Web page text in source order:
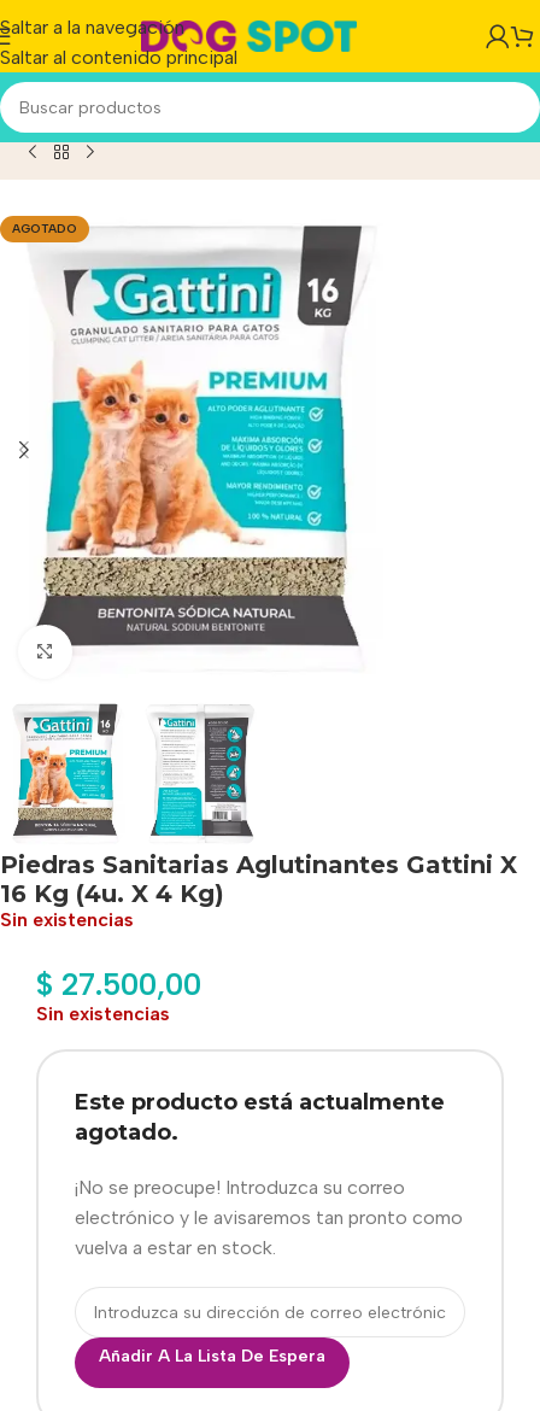
Saltar a la navegación
Saltar al contenido principal
Sanitarias Aglutinantes Gattini X 16 Kg (4u. X 4 Kg)
AGOTADO
Haga clic para ampliar
Piedras Sanitarias Aglutinantes Gattini X
16 Kg (4u. X 4 Kg)
Sin existencias
$ 27.500,00
Sin existencias
Este producto está actualmente
agotado.
¡No se preocupe! Introduzca su correo
electrónico y le avisaremos tan pronto como
vuelva a estar en stock.
Añadir A La Lista De Espera